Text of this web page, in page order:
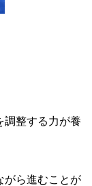
調整する力が養
がら進むことが